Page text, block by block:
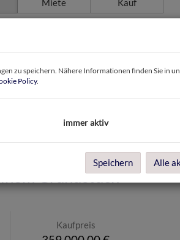
-
Grundstück
Kaufpreis
zu speichern. Nähere Informationen finden Sie in
Policy.
immer aktiv
Speichern Alle